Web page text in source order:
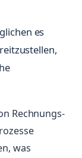
es
Rechnungs-
was